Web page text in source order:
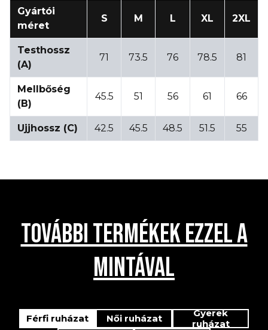
Gyártói
méret
S M L XL 2XL
Testhossz
(A)
71 73.5 76 78.5 81
Mellbőség
(B)
45.5 51 56 61 66
Ujjhossz (C) 42.5 45.5 48.5 51.5 55
TOVÁBBI TERMÉKEK EZZEL A
MINTÁVAL
Férfi ruházat Női ruházat
Gyerek
ruházat